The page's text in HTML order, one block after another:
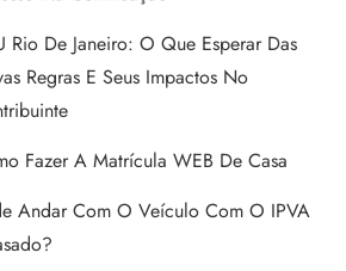
Rio De Janeiro: O Que Esperar Das
Regras E Seus Impactos No
Fazer A Matrícula WEB De Casa
Andar Com O Veículo Com O IPVA